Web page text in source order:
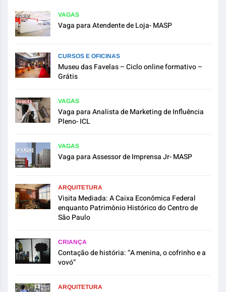
VAGAS
Vaga para Atendente de Loja- MASP
CURSOS E OFICINAS
Museu das Favelas – Ciclo online formativo –
Grátis
VAGAS
Vaga para Analista de Marketing de Influência
Pleno- ICL
VAGAS
Vaga para Assessor de Imprensa Jr- MASP
ARQUITETURA
Visita Mediada: A Caixa Econômica Federal
enquanto Patrimônio Histórico do Centro de
São Paulo
CRIANÇA
Contação de história: “A menina, o cofrinho e a
vovó”
ARQUITETURA